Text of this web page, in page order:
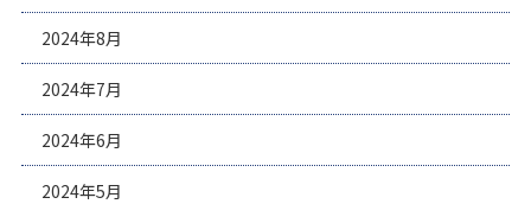
2024年8月
2024年7月
2024年6月
2024年5月